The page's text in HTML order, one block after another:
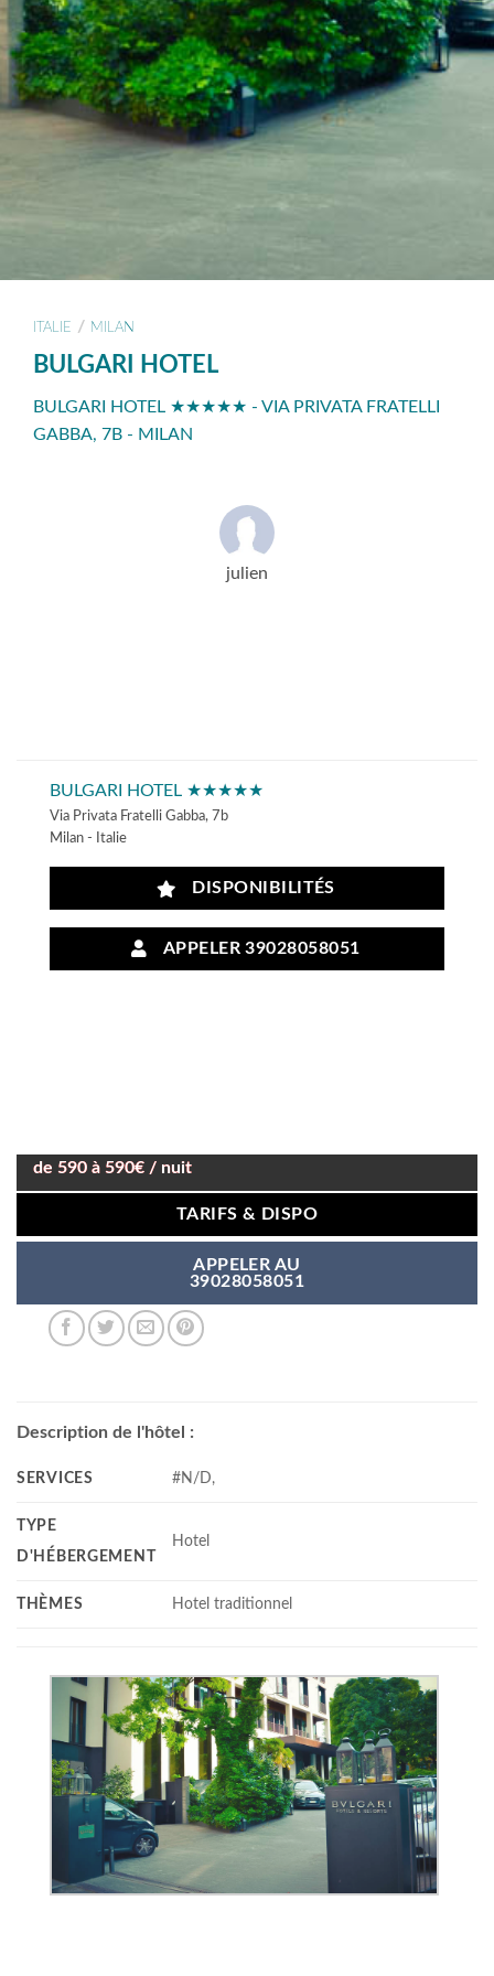
ITALIE / MILAN
BULGARI HOTEL
BULGARI HOTEL ★★★★★ - VIA PRIVATA FRATELLI
GABBA, 7B - MILAN
julien
BULGARI HOTEL ★★★★★
Via Privata Fratelli Gabba, 7b
Milan - Italie
DISPONIBILITÉS
APPELER 39028058051
de 590 à 590€ / nuit
TARIFS & DISPO
APPELER AU
39028058051
Description de l'hôtel :
SERVICES #N/D,
TYPE
D'HÉBERGEMENT
Hotel
THÈMES Hotel traditionnel